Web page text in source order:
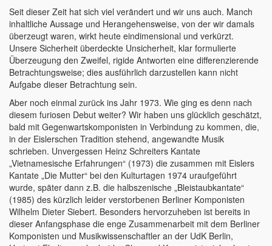
Seit dieser Zeit hat sich viel verändert und wir uns auch. Manch
inhaltliche Aussage und Herangehensweise, von der wir damals
überzeugt waren, wirkt heute eindimensional und verkürzt.
Unsere Sicherheit überdeckte Unsicherheit, klar formulierte
Überzeugung den Zweifel, rigide Antworten eine differenzierende
Betrachtungsweise; dies ausführlich darzustellen kann nicht
Aufgabe dieser Betrachtung sein.
Aber noch einmal zurück ins Jahr 1973. Wie ging es denn nach
diesem furiosen Debut weiter? Wir haben uns glücklich geschätzt,
bald mit Gegenwartskomponisten in Verbindung zu kommen, die,
in der Eislerschen Tradition stehend, angewandte Musik
schrieben. Unvergessen Heinz Schreiters Kantate
„Vietnamesische Erfahrungen“ (1973) die zusammen mit Eislers
Kantate „Die Mutter“ bei den Kulturtagen 1974 uraufgeführt
wurde, später dann z.B. die halbszenische „Bleistaubkantate“
(1985) des kürzlich leider verstorbenen Berliner Komponisten
Wilhelm Dieter Siebert. Besonders hervorzuheben ist bereits in
dieser Anfangsphase die enge Zusammenarbeit mit dem Berliner
Komponisten und Musikwissenschaftler an der UdK Berlin,